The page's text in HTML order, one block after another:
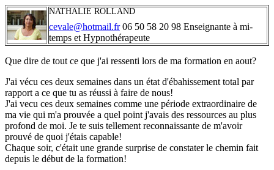
NATHALIE ROLLAND
cevale@hotmail.fr06 50 58 20 98 Enseignante à mi-
temps et Hypnothérapeute
Que dire de tout ce que j'ai ressenti lors de ma formation en aout?
J'ai vécu ces deux semaines dans un état d'ébahissement total par
rapport a ce que tu as réussi à faire de nous!
J'ai vecu ces deux semaines comme une période extraordinaire de
ma vie qui m'a prouvée a quel point j'avais des ressources au plus
profond de moi. Je te suis tellement reconnaissante de m'avoir
prouvé de quoi j'étais capable!
Chaque soir, c'était une grande surprise de constater le chemin fait
depuis le début de la formation!